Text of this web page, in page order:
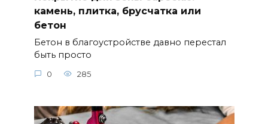
камень, плитка, брусчатка или
бетон
Бетон в благоустройстве давно перестал
быть просто
0 285